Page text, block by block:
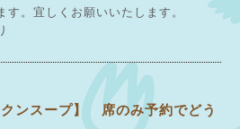
。宜しくお願いいたします。
クンスープ】 席のみ予約でどう